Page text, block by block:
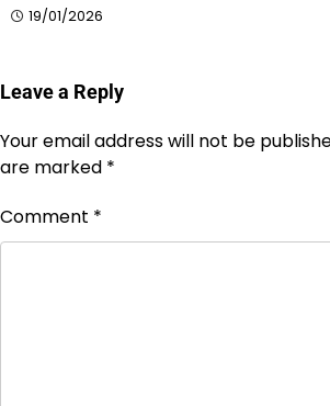
19/01/2026
Leave a Reply
Your email address will not be
are marked *
Comment *